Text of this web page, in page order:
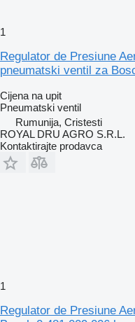
1
Regulator de Presiune
pneumatski ventil za
Cijena na upit
Pneumatski ventil
Rumunija, Cristesti
ROYAL DRU AGRO S.R.L.
Kontaktirajte prodavca
1
Regulator de Presiune